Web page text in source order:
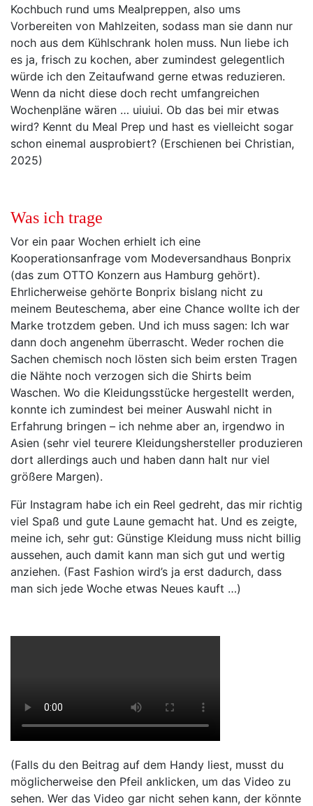
Kochbuch rund ums Mealpreppen, also ums
Vorbereiten von Mahlzeiten, sodass man sie dann nur
noch aus dem Kühlschrank holen muss. Nun liebe ich
es ja, frisch zu kochen, aber zumindest gelegentlich
würde ich den Zeitaufwand gerne etwas reduzieren.
Wenn da nicht diese doch recht umfangreichen
Wochenpläne wären … uiuiui. Ob das bei mir etwas
wird? Kennt du Meal Prep und hast es vielleicht sogar
schon einemal ausprobiert? (Erschienen bei Christian,
2025)
Was ich trage
Vor ein paar Wochen erhielt ich eine
Kooperationsanfrage vom Modeversandhaus Bonprix
(das zum OTTO Konzern aus Hamburg gehört).
Ehrlicherweise gehörte Bonprix bislang nicht zu
meinem Beuteschema, aber eine Chance wollte ich der
Marke trotzdem geben. Und ich muss sagen: Ich war
dann doch angenehm überrascht. Weder rochen die
Sachen chemisch noch lösten sich beim ersten Tragen
die Nähte noch verzogen sich die Shirts beim
Waschen. Wo die Kleidungsstücke hergestellt werden,
konnte ich zumindest bei meiner Auswahl nicht in
Erfahrung bringen – ich nehme aber an, irgendwo in
Asien (sehr viel teurere Kleidungshersteller produzieren
dort allerdings auch und haben dann halt nur viel
größere Margen).
Für Instagram habe ich ein Reel gedreht, das mir richtig
viel Spaß und gute Laune gemacht hat. Und es zeigte,
meine ich, sehr gut: Günstige Kleidung muss nicht billig
aussehen, auch damit kann man sich gut und wertig
anziehen. (Fast Fashion wird’s ja erst dadurch, dass
man sich jede Woche etwas Neues kauft …)
(Falls du den Beitrag auf dem Handy liest, musst du
möglicherweise den Pfeil anklicken, um das Video zu
sehen. Wer das Video gar nicht sehen kann, der könnte